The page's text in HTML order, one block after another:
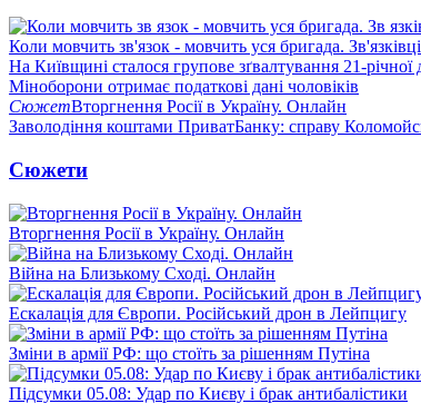
Коли мовчить зв'язок - мовчить уся бригада.
На Київщині сталося групове зґвалтування 21-річної
Міноборони отримає податкові дані чоловіків
СюжетВторгнення Росії в Україну. Онлайн
Заволодіння коштами ПриватБанку: справу
Сюжети
Вторгнення Росії в Україну. Онлайн
Війна на Близькому Сході. Онлайн
Ескалація для Європи. Російський дрон в Лейпцигу
Зміни в армії РФ: що стоїть за рішенням Путіна
Підсумки 05.08: Удар по Києву і брак антибалістики